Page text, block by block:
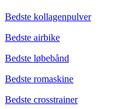
Bedste kollagenpulver
Bedste airbike
Bedste løbebånd
Bedste romaskine
Bedste crosstrainer